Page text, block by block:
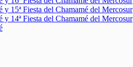
y 15ª Fiesta del Chamamé del Mercosur
y 14ª Fiesta del Chamamé del Mercosur